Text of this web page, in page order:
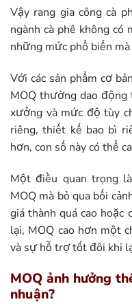
Vậy rang gia công cà
ngành cà phê không có
những mức phổ biến
Với các sản phẩm cơ
MOQ thường dao
xưởng và mức độ tùy
riêng, thiết kế bao bì
hơn, con số này có thể
Một điều quan trọng
MOQ mà bỏ qua bối
giá thành quá cao
lại, MOQ cao hơn một
và sự hỗ trợ tốt đôi khi
MOQ ảnh hưởng
nhuận?